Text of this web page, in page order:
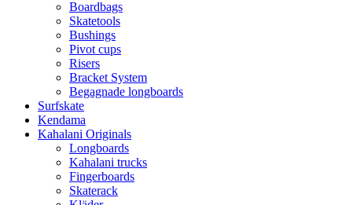
Boardbags
Skatetools
Bushings
Pivot cups
Risers
Bracket System
Begagnade longboards
Surfskate
Kendama
Kahalani Originals
Longboards
Kahalani trucks
Fingerboards
Skaterack